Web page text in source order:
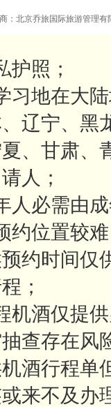
：北京乔旅国际旅游管理有
护照；
习地在大
辽宁、黑
、甘肃、
人；
人必需由
约位置较
约时间仅
；
机酒仅提
查存在风
酒行程单
来不及办